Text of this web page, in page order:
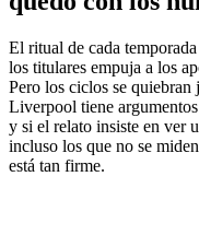
El ritual de cada
los titulares empuja a los
Pero los ciclos se
Liverpool tiene
y si el relato insiste en
incluso los que no se
está tan firme.